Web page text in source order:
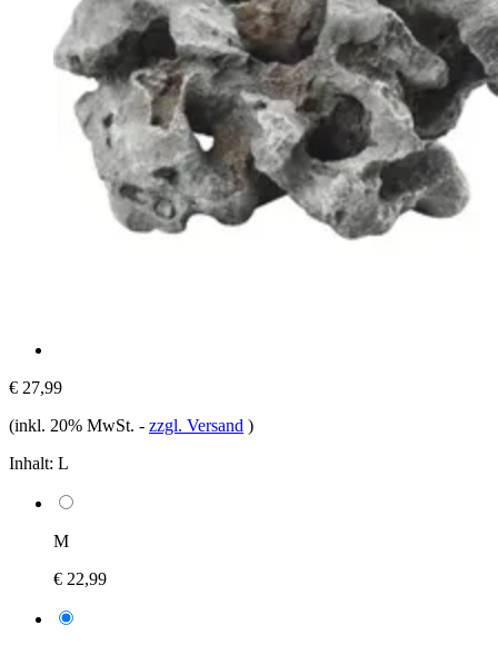
€ 27,99
(inkl. 20% MwSt. - zzgl. Versand )
Inhalt: L
M
€ 22,99